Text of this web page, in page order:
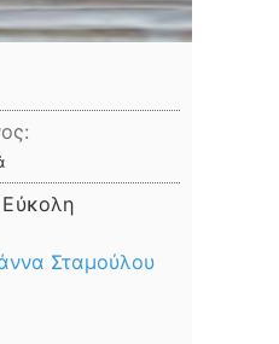
Εύκολη
Σταμούλου